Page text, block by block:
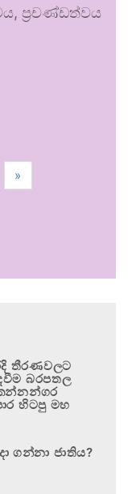
ප්‍රචණ්ඩත්වය
»
තීරණවලට
බරපතල
හිටපු මහ
ගන්නා ජාතිය?